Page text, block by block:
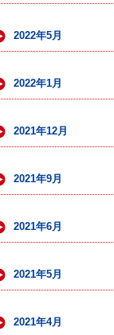
2022年5月
2022年1月
2021年12月
2021年9月
2021年6月
2021年5月
2021年4月